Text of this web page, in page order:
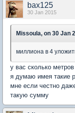
bax125
30 Jan 2015
Missoula, on 30 Jan
миллиона в 4
у вас сколько
я думаю имея такие
мне если честно
такую сумму